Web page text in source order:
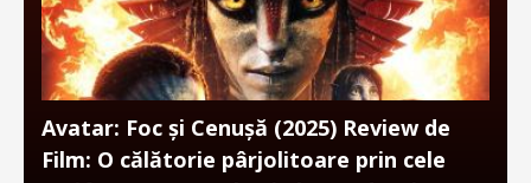
Avatar: Foc și Cenușă (2025) Review de
Film: O călătorie pârjolitoare prin cele